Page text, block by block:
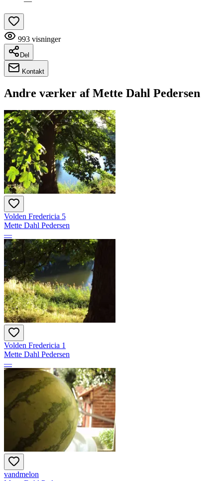
993 visninger
Del
Kontakt
Andre værker afMette Dahl Pedersen
Volden Fredericia 5
Mette Dahl Pedersen
—
Volden Fredericia 1
Mette Dahl Pedersen
—
vandmelon